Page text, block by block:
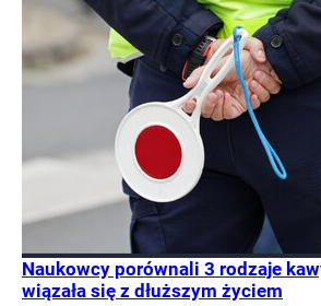
Naukowcy porównali 3 rodzaje
wiązała się z dłuższym życiem